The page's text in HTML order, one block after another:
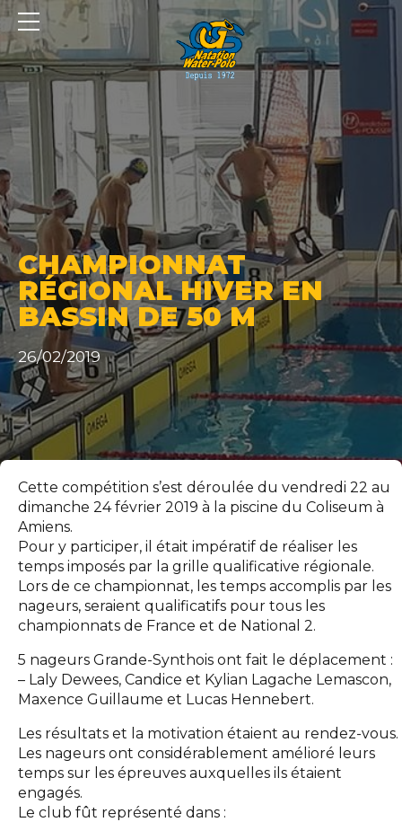
CHAMPIONNAT
RÉGIONAL HIVER EN
BASSIN DE 50 M
26/02/2019
Cette compétition s’est déroulée du vendredi 22 au
dimanche 24 février 2019 à la piscine du Coliseum à
Amiens.
Pour y participer, il était impératif de réaliser les
temps imposés par la grille qualificative régionale.
Lors de ce championnat, les temps accomplis par les
nageurs, seraient qualificatifs pour tous les
championnats de France et de National 2.
5 nageurs Grande-Synthois ont fait le déplacement :
– Laly Dewees, Candice et Kylian Lagache Lemascon,
Maxence Guillaume et Lucas Hennebert.
Les résultats et la motivation étaient au rendez-vous.
Les nageurs ont considérablement amélioré leurs
temps sur les épreuves auxquelles ils étaient
engagés.
Le club fût représenté dans :
Panneau de gestion des cookies